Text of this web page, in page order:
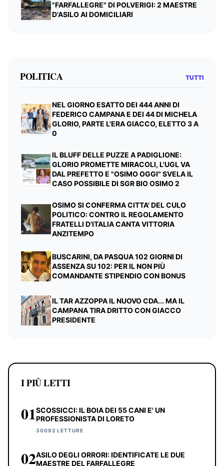
"FARFALLEGRE" DI POLVERIGI: 2 MAESTRE
D'ASILO AI DOMICILIARI
POLITICA TUTTI
NEL GIORNO ESATTO DEI 444 ANNI DI
FEDERICO CAMPANA E DEI 44 DI MICHELA
GLORIO, PARTE L'ERA GIACCO, ELETTO 3 A
0
IL BLUFF DELLE PUZZE A PADIGLIONE:
GLORIO PROMETTE MIRACOLI, L'UGL VA
DAL PREFETTO E "OSIMO OGGI" SVELA IL
CASO POSSIBILE DI SGR BIO OSIMO 2
OSIMO SI CONFERMA CITTA' DEL CULO
POLITICO: CONTRO IL REGOLAMENTO
FRATELLI D'ITALIA CANTA VITTORIA
ANZITEMPO
BUSCARINI, DA PASQUA 102 GIORNI DI
ASSENZA SU 102: PER IL NON PIÙ
COMANDANTE STIPENDIO CON BONUS
IL TAR AZZOPPA IL NUOVO CDA... MA IL
CAMPANA TIRA DRITTO CON GIACCO
PRESIDENTE
I PIÙ LETTI
01SCOSSICCI: IL BOIA DEI 55 CANI E' UN
PROFESSIONISTA DI LORETO
30092 LETTURE
02ASILO DEGLI ORRORI: IDENTIFICATE LE DUE
MAESTRE DEL FARFALLEGRE